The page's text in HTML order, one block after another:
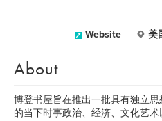
Website 美
About
博登书屋旨在推出一批具有独立
的当下时事政治、经济、文化艺